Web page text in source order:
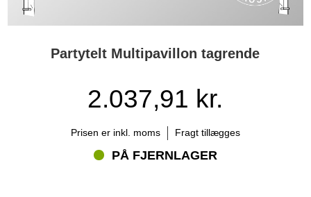
Partytelt Multipavillon tagrende
2.037,91 kr.
Prisen er inkl. moms Fragt tillægges
PÅ FJERNLAGER